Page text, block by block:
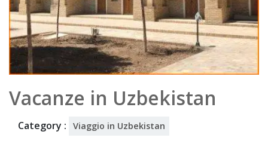
Vacanze in Uzbekistan
Category : Viaggio in Uzbekistan